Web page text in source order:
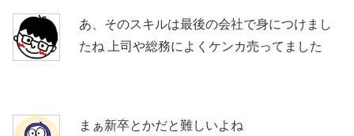
あ、そのスキルは最後の会社で身につけまし
たね 上司や総務によくケンカ売ってました
まぁ新卒とかだと難しいよね